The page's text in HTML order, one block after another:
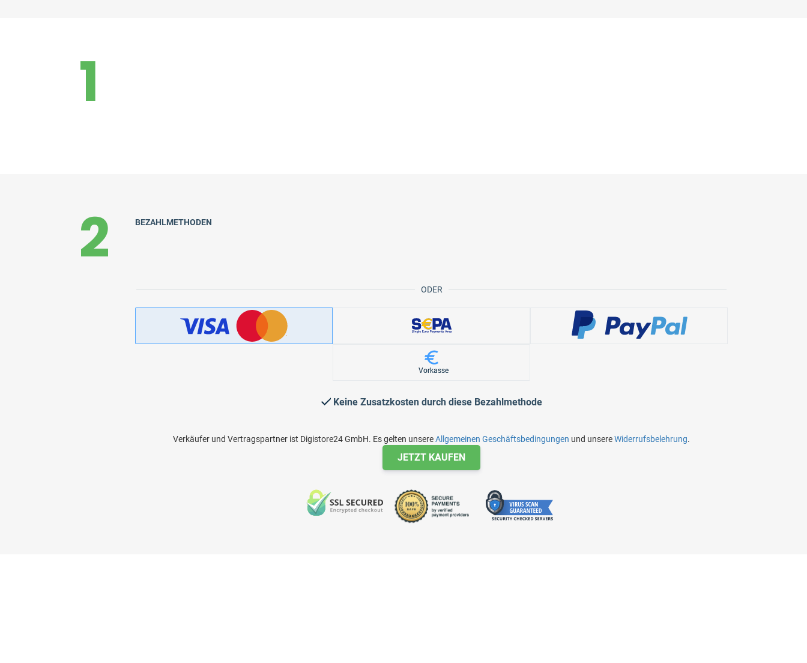
1
2
ODER
BEZAHLMETHODEN
Vorkasse
Keine Zusatzkosten durch diese Bezahlmethode
Verkäufer und Vertragspartner ist Digistore24 GmbH. Es gelten unsereAllgemeinen Geschäftsbedingungen und unsereWiderrufsbelehrung.
JETZT KAUFEN